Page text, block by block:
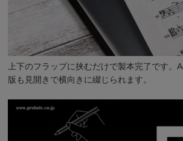
上下のフラップに挟むだけで製本完了です。
版も見開きで横向きに綴じられます。